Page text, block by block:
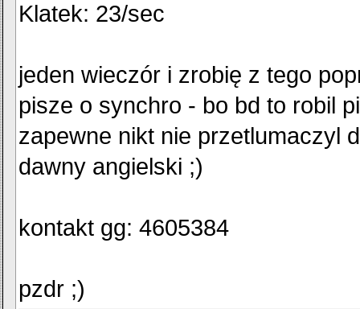
Klatek: 23/sec
jeden wieczór i zrobię z tego
pisze o synchro - bo bd to robil
zapewne nikt nie przetlumaczyl
dawny angielski ;)
kontakt gg: 4605384
pzdr ;)